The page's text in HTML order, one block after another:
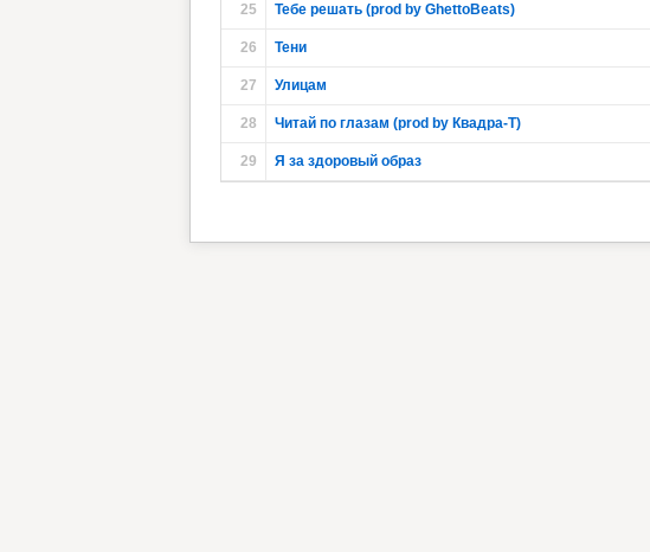
25 Тебе решать (prod by GhettoBeats)
26 Тени
27 Улицам
28 Читай по глазам (prod by Квадра-Т)
29 Я за здоровый образ